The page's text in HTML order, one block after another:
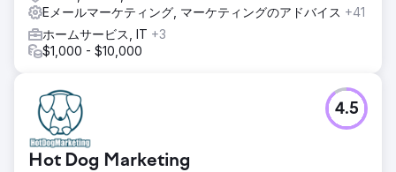
Eメールマーケティング, マーケティングのアドバイス +41
ホームサービス, IT +3
$1,000 - $10,000
Hot Dog Marketing
4.5